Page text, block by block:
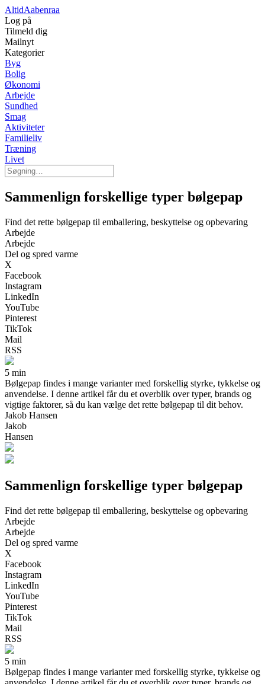
AltidAabenraa
Log på
Tilmeld dig
Mailnyt
Kategorier
Byg
Bolig
Økonomi
Arbejde
Sundhed
Smag
Aktiviteter
Familieliv
Træning
Livet
Sammenlign forskellige typer bølgepap
Find det rette bølgepap til emballering, beskyttelse og opbevaring
Arbejde
Arbejde
Del og spred varme
X
Facebook
Instagram
LinkedIn
YouTube
Pinterest
TikTok
Mail
RSS
5 min
Bølgepap findes i mange varianter med forskellig styrke, tykkelse og
anvendelse. I denne artikel får du et overblik over typer, brands og
vigtige faktorer, så du kan vælge det rette bølgepap til dit behov.
Jakob Hansen
Jakob
Hansen
Sammenlign forskellige typer bølgepap
Find det rette bølgepap til emballering, beskyttelse og opbevaring
Arbejde
Arbejde
Del og spred varme
X
Facebook
Instagram
LinkedIn
YouTube
Pinterest
TikTok
Mail
RSS
5 min
Bølgepap findes i mange varianter med forskellig styrke, tykkelse og